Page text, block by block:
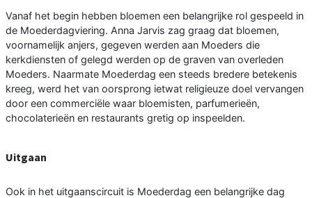
Vanaf het begin hebben bloemen een belangrijke rol gespeeld in
de Moederdagviering. Anna Jarvis zag graag dat bloemen,
voornamelijk anjers, gegeven werden aan Moeders die
kerkdiensten of gelegd werden op de graven van overleden
Moeders. Naarmate Moederdag een steeds bredere betekenis
kreeg, werd het van oorsprong ietwat religieuze doel vervangen
door een commerciële waar bloemisten, parfumerieën,
chocolaterieën en restaurants gretig op inspeelden.
Uitgaan
Ook in het uitgaanscircuit is Moederdag een belangrijke dag